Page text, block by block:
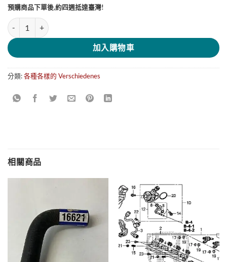
預購商品下單後,約四週抵達臺灣!
HARIBO 2024聖誕降臨曆倒數小熊軟糖 Adventskalender 數量
加入購物車
分類:各種各樣的 Verschiedenes
相關商品